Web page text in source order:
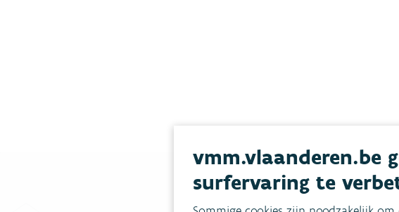
vmm.vlaanderen.be
surfervaring te